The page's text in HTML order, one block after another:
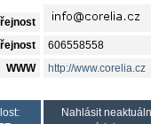
606558558
WWW http://www.corelia.cz
Nahlásit